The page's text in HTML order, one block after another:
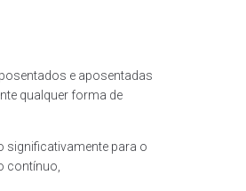
e aposentadas
qualquer forma de
significativamente para o
contínuo,